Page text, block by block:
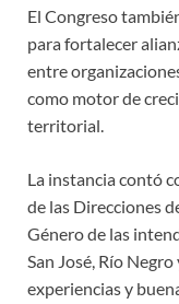
El Congreso
para fortalecer
entre
como motor de
territorial.
La instancia contó
de las Direcciones
Género de las
San José, Río
experiencias y